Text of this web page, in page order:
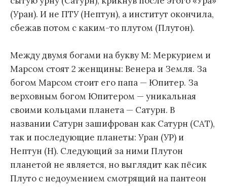
(Уран). И не ПТУ (Нептун), а институт окончила,
сбежав потом с каким-то плутом (Плутон).
Между двумя богами на букву М: Меркурием и
Марсом стоят 2 женщины: Венера и Земля. За
богом Марсом стоит его папа — Юпитер. За
верховным богом Юпитером — уникальная
своими кольцами планета — Сатурн. В
названии Сатурн зашифрован как Сатурн (САТ),
так и последующие планеты: Уран (УР) и
Нептун (Н). Следующий за ними Плутон
планетой не является, но выглядит как пёсик
Плуто с недоумением смотрящий на пантеон